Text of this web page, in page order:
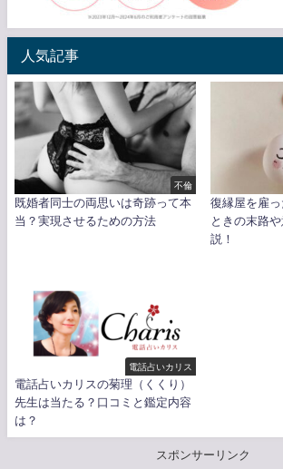
人気記事
不倫
既婚者同士の両思いは奇跡って本
当？実現させるための方法
復縁屋を雇
ときの末路
説！
電話占いカリス
電話占いカリスの菊理（くくり）
先生は当たる？口コミと鑑定内容
は？
スポンサーリンク